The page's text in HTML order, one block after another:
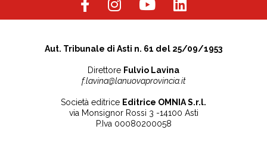
Aut. Tribunale di Asti n. 61 del 25/09/1953
Direttore Fulvio Lavina
f.lavina@lanuovaprovincia.it
Società editrice Editrice OMNIA S.r.l.
via Monsignor Rossi 3 -14100 Asti
P.Iva 00080200058